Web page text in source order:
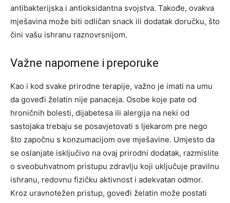
antibakterijska i antioksidantna svojstva. Takođe, ovakva
mješavina može biti odličan snack ili dodatak doručku, što
čini vašu ishranu raznovrsnijom.
Važne napomene i preporuke
Kao i kod svake prirodne terapije, važno je imati na umu
da goveđi želatin nije panaceja. Osobe koje pate od
hroničnih bolesti, dijabetesa ili alergija na neki od
sastojaka trebaju se posavjetovati s ljekarom pre nego
što započnu s konzumacijom ove mješavine. Umjesto da
se oslanjate isključivo na ovaj prirodni dodatak, razmislite
o sveobuhvatnom pristupu zdravlju koji uključuje pravilnu
ishranu, redovnu fizičku aktivnost i adekvatan odmor.
Kroz uravnotežen pristup, goveđi želatin može postati